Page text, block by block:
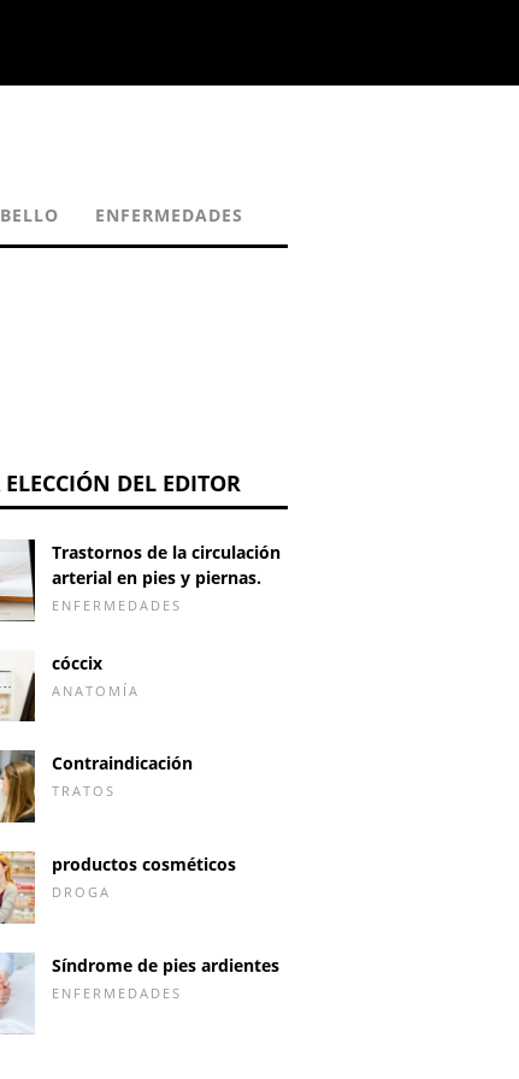
ENFERMEDADES
ELECCIÓN DEL EDITOR
Trastornos de la circulación
arterial en pies y piernas.
ENFERMEDADES
cóccix
ANATOMÍA
Contraindicación
TRATOS
productos cosméticos
DROGA
Síndrome de pies ardientes
ENFERMEDADES